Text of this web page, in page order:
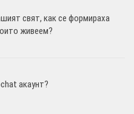
свят, как се формираха
живеем?
акаунт?